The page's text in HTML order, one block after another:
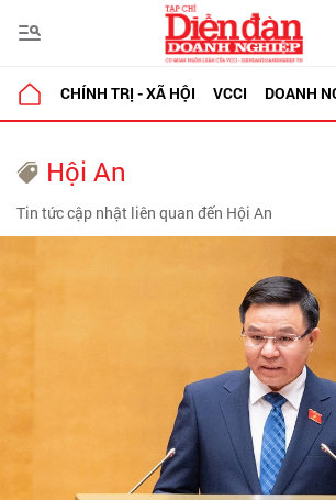
CHÍNH TRỊ - XÃ HỘI VCCI DOANH
Hội An
Tin tức cập nhật liên quan đến Hội An